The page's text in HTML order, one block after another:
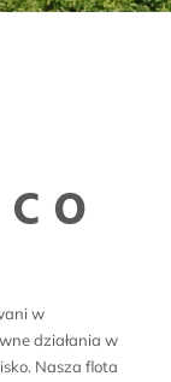
w
działania w
Nasza flota